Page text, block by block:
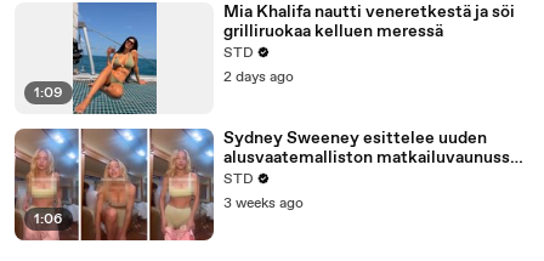
1:09
Mia Khalifa nautti veneretkestä ja söi
grilliruokaa kelluen meressä
STD
2 days ago
1:06
Sydney Sweeney esittelee uuden
alusvaatemalliston matkailuvaunussa
kuvatussa kampanjassa
STD
3 weeks ago